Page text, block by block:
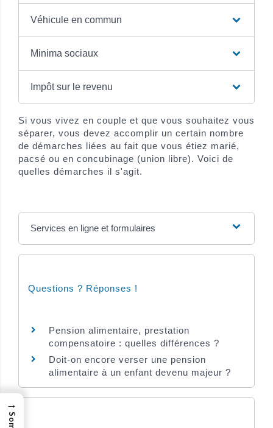
Véhicule en commun
Minima sociaux
Impôt sur le revenu
Si vous vivez en couple et que vous souhaitez vous
séparer, vous devez accomplir un certain nombre
de démarches liées au fait que vous étiez marié,
pacsé ou en concubinage (union libre). Voici de
quelles démarches il s'agit.
Services en ligne et formulaires
Questions ? Réponses !
Pension alimentaire, prestation
compensatoire : quelles différences ?
Doit-on encore verser une pension
alimentaire à un enfant devenu majeur ?
→